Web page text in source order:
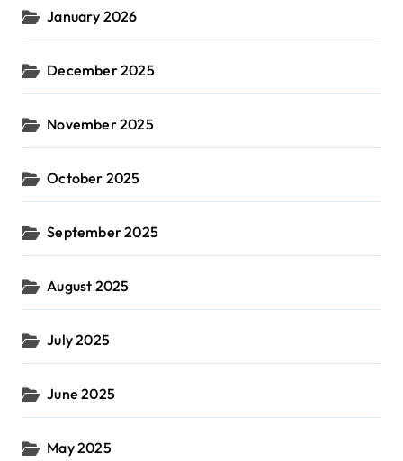
January 2026
December 2025
November 2025
October 2025
September 2025
August 2025
July 2025
June 2025
May 2025